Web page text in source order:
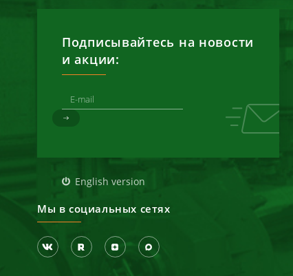
Подписывайтесь на новости
и акции:
English version
Мы в социальных сетях